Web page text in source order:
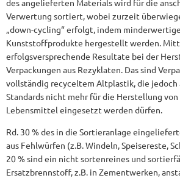
des angelieferten Materials wird für die
Verwertung sortiert, wobei zurzeit
„down-cycling“ erfolgt, indem
Kunststoffprodukte hergestellt werden.
erfolgsversprechende Resultate bei der
Verpackungen aus Rezyklaten. Das sind
vollständig recyceltem Altplastik, die jedoch
Standards nicht mehr für die Herstellung
Lebensmittel eingesetzt werden dürfen.
Rd. 30 % des in die Sortieranlage
aus Fehlwürfen (z.B. Windeln, Speisereste,
20 % sind ein nicht sortenreines und
Ersatzbrennstoff, z.B. in Zementwerken,